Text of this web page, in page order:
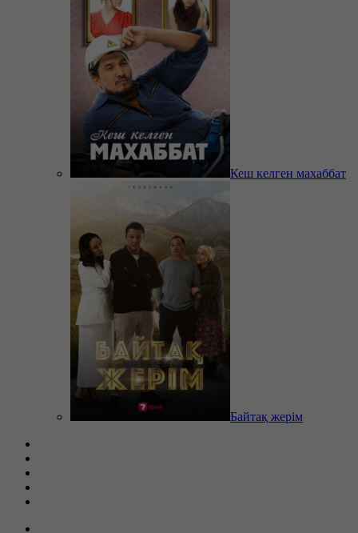
Кеш келген махаббат
Байтақ жерім